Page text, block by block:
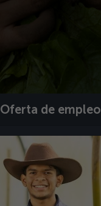
Oferta de empleo